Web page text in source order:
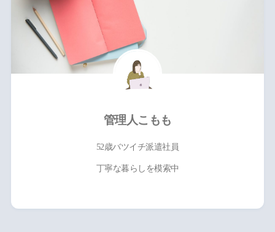
管理人こもも
52歳バツイチ派遣社員
丁寧な暮らしを模索中